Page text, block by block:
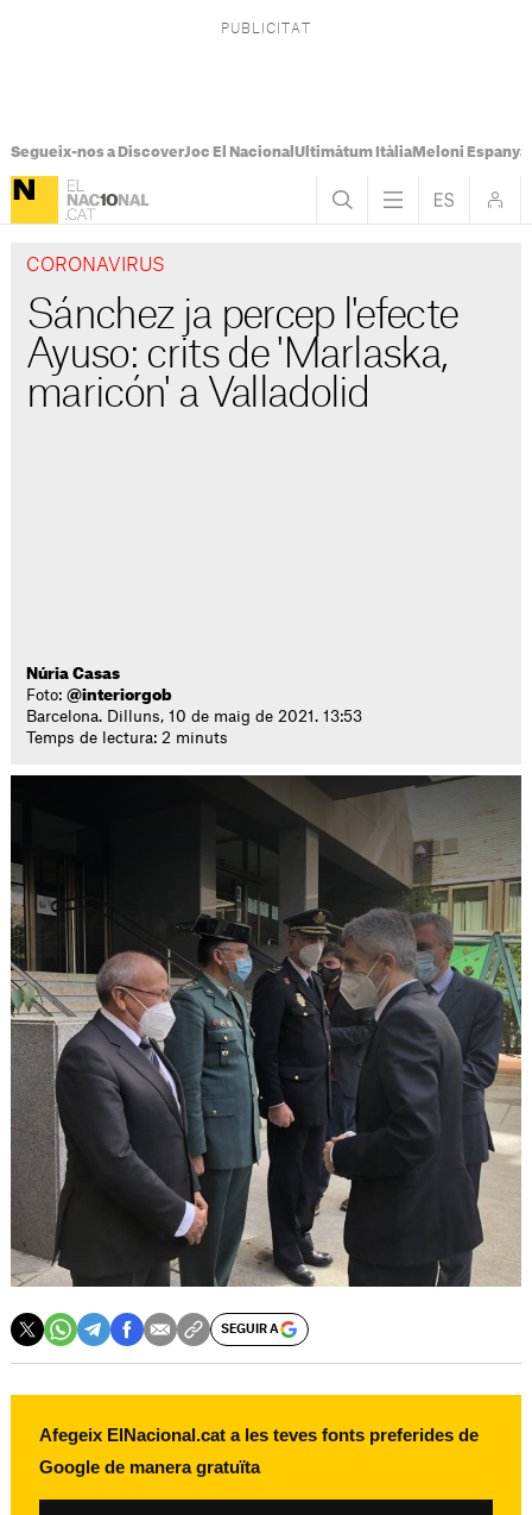
Segueix-nos a DiscoverJoc El Nacional Ultimàtum ItàliaMeloni Espanya
CORONAVIRUS
Sánchez ja percep l'efecte
Ayuso: crits de 'Marlaska,
maricón' a Valladolid
Núria Casas
Foto:@interiorgob
Barcelona. Dilluns, 10 de maig de 2021. 13:53
Temps de lectura: 2 minuts
SEGUIR A
Afegeix ElNacional.cat a les teves fonts preferides de
Google de manera gratuïta